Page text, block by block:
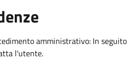
amministrativo: In seguito
l'utente.